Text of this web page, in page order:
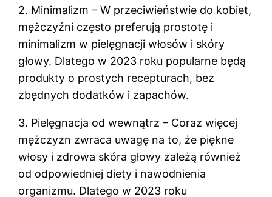
2. Minimalizm – W przeciwieństwie do kobiet,
mężczyźni często preferują prostotę i
minimalizm w pielęgnacji włosów i skóry
głowy. Dlatego w 2023 roku popularne będą
produkty o prostych recepturach, bez
zbędnych dodatków i zapachów.
3. Pielęgnacja od wewnątrz – Coraz więcej
mężczyzn zwraca uwagę na to, że piękne
włosy i zdrowa skóra głowy zależą również
od odpowiedniej diety i nawodnienia
organizmu. Dlatego w 2023 roku